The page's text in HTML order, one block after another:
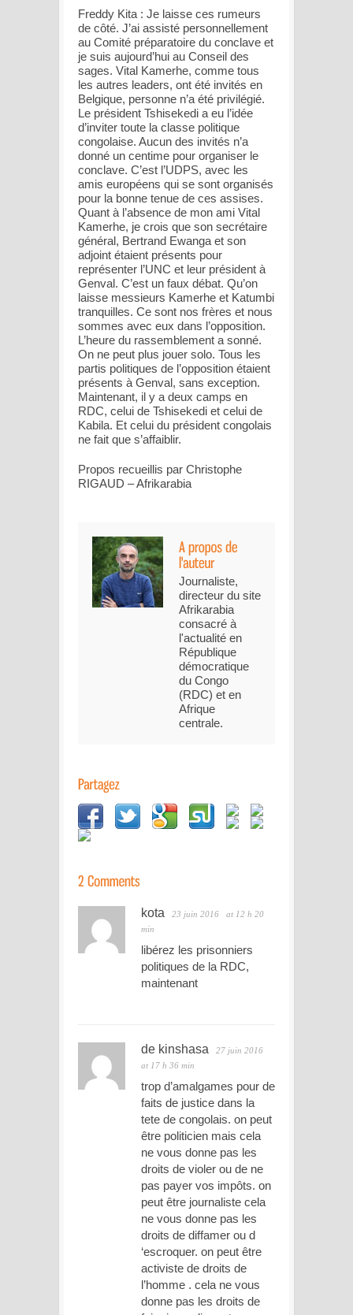
Freddy Kita : Je laisse ces rumeurs
de côté. J’ai assisté personnellement
au Comité préparatoire du conclave et
je suis aujourd’hui au Conseil des
sages. Vital Kamerhe, comme tous
les autres leaders, ont été invités en
Belgique, personne n’a été privilégié.
Le président Tshisekedi a eu l’idée
d’inviter toute la classe politique
congolaise. Aucun des invités n’a
donné un centime pour organiser le
conclave. C’est l’UDPS, avec les
amis européens qui se sont organisés
pour la bonne tenue de ces assises.
Quant à l’absence de mon ami Vital
Kamerhe, je crois que son secrétaire
général, Bertrand Ewanga et son
adjoint étaient présents pour
représenter l’UNC et leur président à
Genval. C’est un faux débat. Qu’on
laisse messieurs Kamerhe et Katumbi
tranquilles. Ce sont nos frères et nous
sommes avec eux dans l’opposition.
L’heure du rassemblement a sonné.
On ne peut plus jouer solo. Tous les
partis politiques de l’opposition étaient
présents à Genval, sans exception.
Maintenant, il y a deux camps en
RDC, celui de Tshisekedi et celui de
Kabila. Et celui du président congolais
ne fait que s’affaiblir.
Propos recueillis par Christophe
RIGAUD – Afrikarabia
Journaliste,
directeur du site
Afrikarabia
consacré à
l'actualité en
République
démocratique
du Congo
(RDC) et en
Afrique
centrale.
kota 23 juin 2016
at 12 h 20
min
libérez les prisonniers
politiques de la RDC,
maintenant
de kinshasa
27 juin 2016
at 17 h 36 min
trop d’amalgames pour de
faits de justice dans la
tete de congolais. on peut
être politicien mais cela
ne vous donne pas les
droits de violer ou de ne
pas payer vos impôts. on
peut être journaliste cela
ne vous donne pas les
droits de diffamer ou d
‘escroquer. on peut être
activiste de droits de
l’homme . cela ne vous
donne pas les droits de